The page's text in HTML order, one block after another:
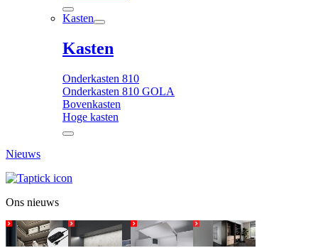
Kasten
Kasten
Onderkasten 810
Onderkasten 810 GOLA
Bovenkasten
Hoge kasten
Nieuws
Ons nieuws